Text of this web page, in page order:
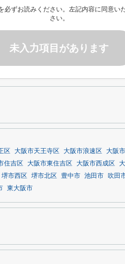
必ずお読みください。左記内容に同意い
さい。
未入力項目があります
区 大阪市天王寺区 大阪市浪速区 大阪
住吉区 大阪市東住吉区 大阪市西成区
堺市西区 堺市北区 豊中市 池田市 吹田
東大阪市